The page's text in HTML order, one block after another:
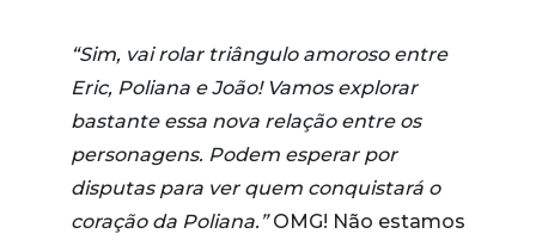
“Sim, vai rolar triângulo amoroso entre
Eric, Poliana e João! Vamos explorar
bastante essa nova relação entre os
personagens. Podem esperar por
disputas para ver quem conquistará o
coração da Poliana.”OMG! Não estamos